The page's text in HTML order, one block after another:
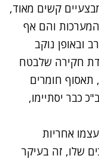
קשים מאוד,
והם אף
ובאופן נוקב
חקירה שלבטח
חומרים
כבר יסתיימו,
אחריות
שלו, זה בעיקר